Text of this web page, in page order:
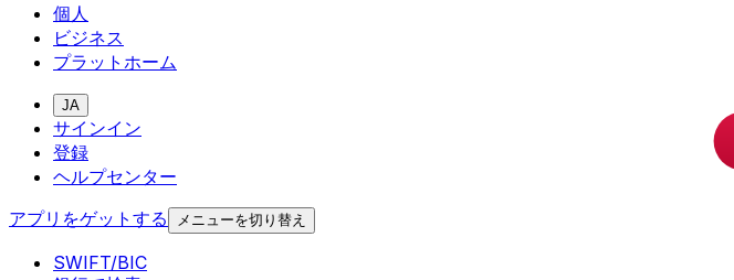
個人
ビジネス
プラットホーム
JA
サインイン
登録
ヘルプセンター
アプリをゲットする
メニューを切り替え
SWIFT/BIC